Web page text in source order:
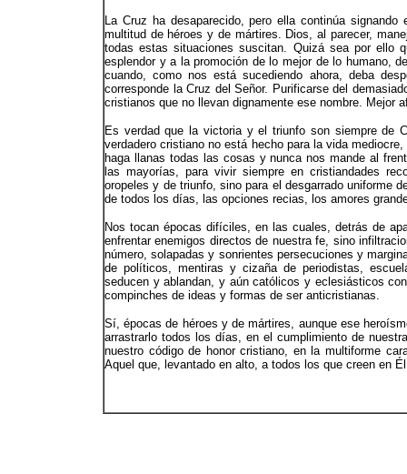
La Cruz ha desaparecido, pero ella continúa
multitud de héroes y de mártires. Dios, al parecer,
todas estas situaciones suscitan. Quizá sea por ello
esplendor y a la promoción de lo mejor de lo humano,
cuando, como nos está sucediendo ahora, deba
corresponde la Cruz del Señor. Purificarse del
cristianos que no llevan dignamente ese nombre. Mejor
Es verdad que la victoria y el triunfo son siempre de
verdadero cristiano no está hecho para la vida
haga llanas todas las cosas y nunca nos mande al
las mayorías, para vivir siempre en cristiandades
oropeles y de triunfo, sino para el desgarrado uniforme
de todos los días, las opciones recias, los amores
Nos tocan épocas difíciles, en las cuales, detrás de
enfrentar enemigos directos de nuestra fe, sino
número, solapadas y sonrientes persecuciones y
de políticos, mentiras y cizaña de periodistas,
seducen y ablandan, y aún católicos y eclesiásticos
compinches de ideas y formas de ser anticristianas.
Sí, épocas de héroes y de mártires, aunque ese
arrastrarlo todos los días, en el cumplimiento de
nuestro código de honor cristiano, en la multiforme
Aquel que, levantado en alto, a todos los que creen en